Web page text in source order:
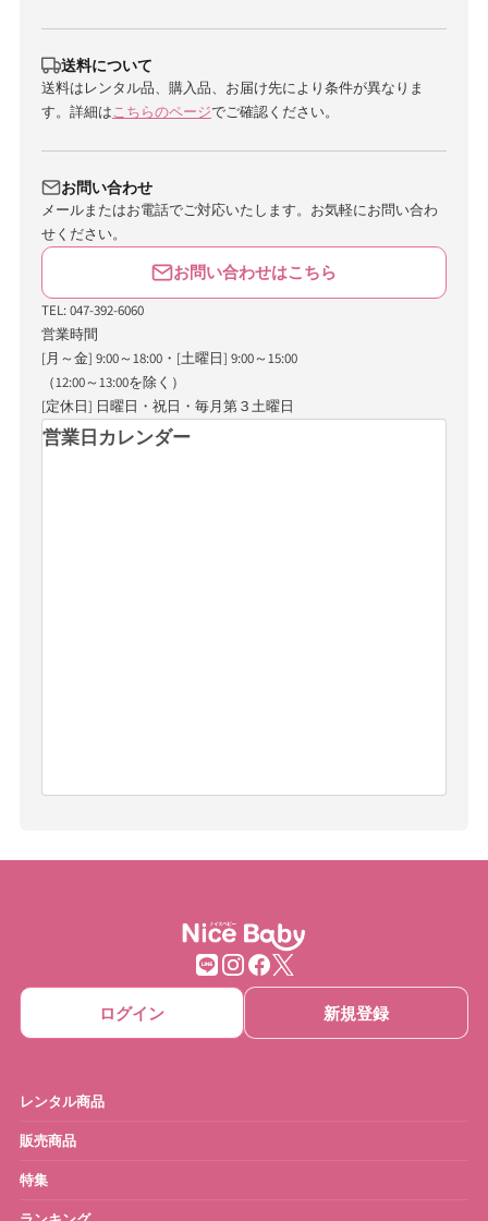
送料について
送料はレンタル品、購入品、お届け先により条件が異なりま
す。詳細はこちらのページでご確認ください。
お問い合わせ
メールまたはお電話でご対応いたします。お気軽にお問い合わ
せください。
お問い合わせはこちら
TEL: 047-392-6060
営業時間
[月～金] 9:00～18:00・[土曜日] 9:00～15:00
（12:00～13:00を除く）
[定休日] 日曜日・祝日・毎月第３土曜日
営業日カレンダー
ログイン 新規登録
レンタル商品
販売商品
特集